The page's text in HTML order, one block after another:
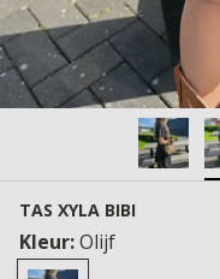
TAS XYLA BIBI
Kleur:Olijf